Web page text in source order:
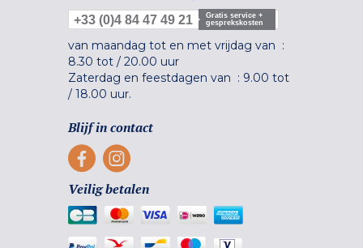
+33 (0)4 84 47 49 21
Gratis service +
gesprekskosten
van maandag tot en met vrijdag van :
8.30 tot / 20.00 uur
Zaterdag en feestdagen van : 9.00 tot
/ 18.00 uur.
Blijf in contact
Veilig betalen